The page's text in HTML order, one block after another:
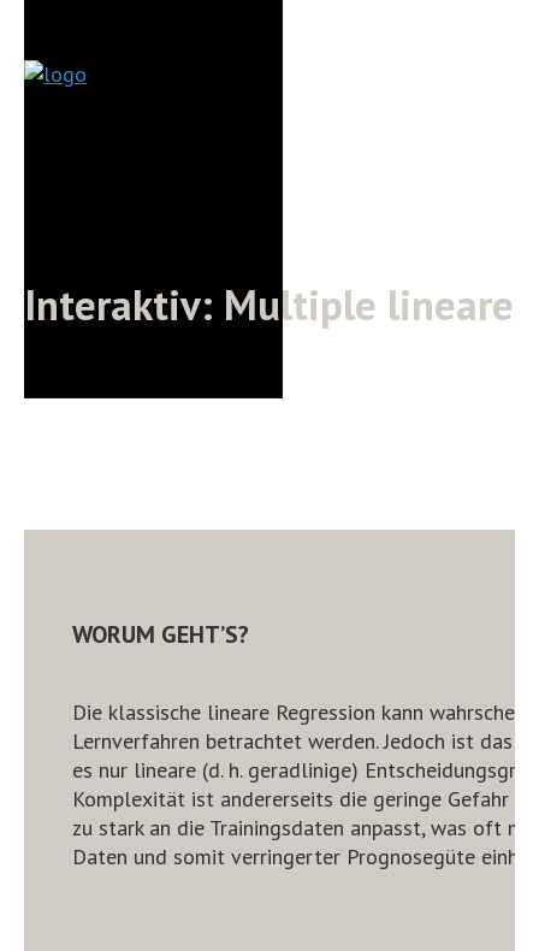
Interaktiv: Multiple lineare
WORUM GEHT’S?
Die klassische lineare Regression kann
Lernverfahren betrachtet werden. Jedoch ist das
es nur lineare (d. h. geradlinige)
Komplexität ist andererseits die geringe Gefahr
zu stark an die Trainingsdaten anpasst, was oft
Daten und somit verringerter Prognosegüte